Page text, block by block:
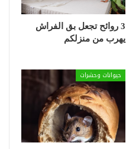
3 روائح تجعل بق الفراش
يهرب من منزلكم
حيوانات وحشرات